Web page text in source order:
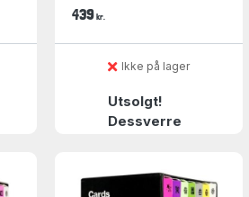
439 kr.
Ikke på lager
Utsolgt!
Dessverre